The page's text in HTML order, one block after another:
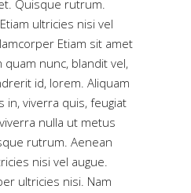
Quisque rutrum.
ultricies nisi vel
Etiam sit amet
quam nunc, blandit vel,
id, lorem. Aliquam
in, viverra quis, feugiat
nulla ut metus
rutrum. Aenean
nisi vel augue.
ultricies nisi. Nam